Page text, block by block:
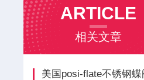
ARTICLE
相关文章